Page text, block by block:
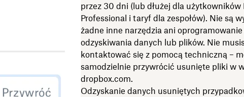
przez 30 dni (lub dłużej dla użytkowników
Professional i taryf dla zespołów). Nie są
żadne inne narzędzia ani
odzyskiwania danych lub plików. Nie
kontaktować się z pomocą techniczną –
samodzielnie przywrócić usunięte pliki w
dropbox.com.
Odzyskanie danych usuniętych